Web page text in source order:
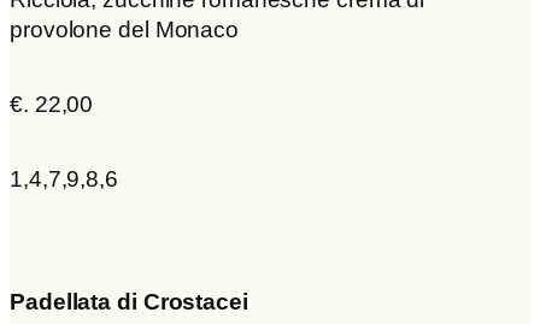
provolone del Monaco
€. 22,00
1,4,7,9,8,6
Padellata di Crostacei